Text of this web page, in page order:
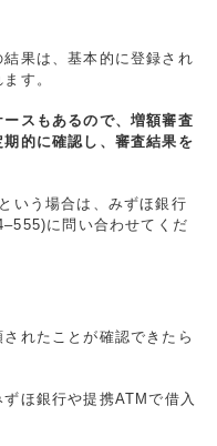
果は、基本的に登録され
す。
スもあるので、増額審査
的に確認し、審査結果を
いう場合は、みずほ銀行
に問い合わせてくだ
れたことが確認できたら
ほ銀行や提携ATMで借入